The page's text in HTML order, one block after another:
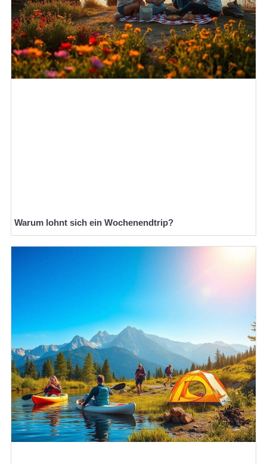
Warum lohnt sich ein Wochenendtrip?